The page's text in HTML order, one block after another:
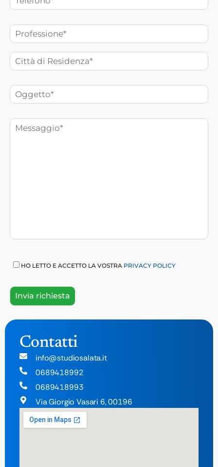
Contatti
info@studiosalata.it
0689418992
0689418993
Via Giorgio Vasari 6, 00196
HO LETTO E ACCETTO LA VOSTRA PRIVACY POLICY